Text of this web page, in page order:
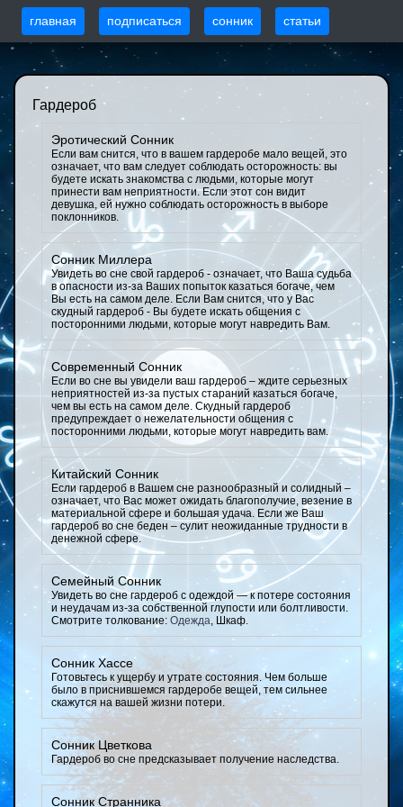
главная подписаться сонник статьи
Гардероб
Эротический Сонник
Если вам снится, что в вашем гардеробе мало вещей, это
означает, что вам следует соблюдать осторожность: вы
будете искать знакомства с людьми, которые могут
принести вам неприятности. Если этот сон видит
девушка, ей нужно соблюдать осторожность в выборе
поклонников.
Сонник Миллера
Увидеть во сне свой гардероб - означает, что Ваша судьба
в опасности из-за Ваших попыток казаться богаче, чем
Вы есть на самом деле. Если Вам снится, что у Вас
скудный гардероб - Вы будете искать общения с
посторонними людьми, которые могут навредить Вам.
Современный Сонник
Если во сне вы увидели ваш гардероб – ждите серьезных
неприятностей из-за пустых стараний казаться богаче,
чем вы есть на самом деле. Скудный гардероб
предупреждает о нежелательности общения с
посторонними людьми, которые могут навредить вам.
Китайский Сонник
Если гардероб в Вашем сне разнообразный и солидный –
означает, что Вас может ожидать благополучие, везение в
материальной сфере и большая удача. Если же Ваш
гардероб во сне беден – сулит неожиданные трудности в
денежной сфере.
Семейный Сонник
Увидеть во сне гардероб с одеждой — к потере состояния
и неудачам из-за собственной глупости или болтливости.
Смотрите толкование: Одежда, Шкаф.
Сонник Хассе
Готовьтесь к ущербу и утрате состояния. Чем больше
было в приснившемся гардеробе вещей, тем сильнее
скажутся на вашей жизни потери.
Сонник Цветкова
Гардероб во сне предсказывает получение наследства.
Сонник Странника